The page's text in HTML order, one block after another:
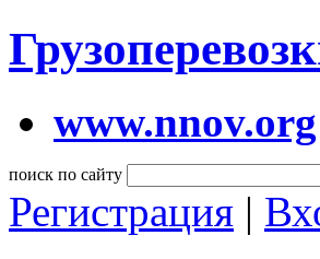
www.nnov.org
поиск по сайту
Регистрация |